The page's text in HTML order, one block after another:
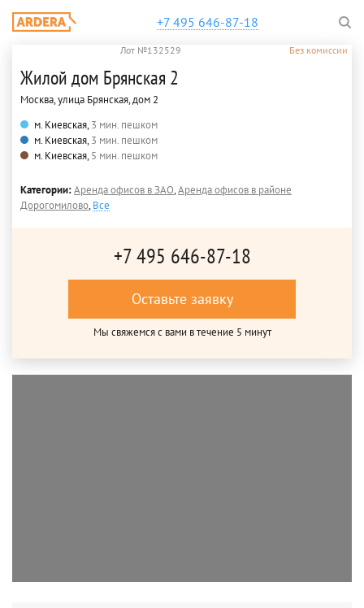
+7 495 646-87-18
Лот №132529 Без комиссии
Жилой дом Брянская 2
Москва, улица Брянская, дом 2
м. Киевская,3 мин. пешком
м. Киевская,3 мин. пешком
м. Киевская,5 мин. пешком
Категории:Аренда офисов в ЗАО,Аренда офисов в районе
Дорогомилово,Все
+7 495 646-87-18
Оставьте заявку
Мы свяжемся с вами в течение 5 минут